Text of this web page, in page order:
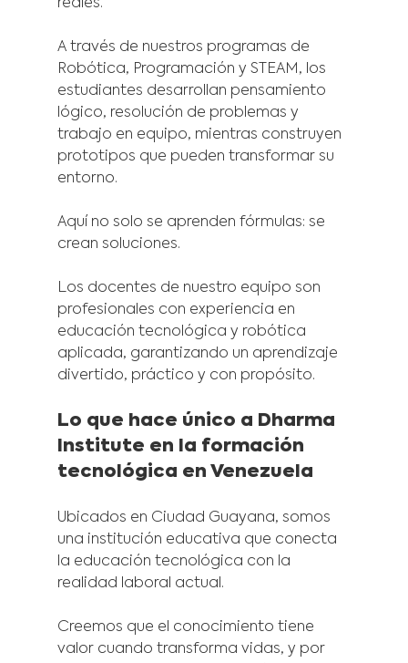
reales.
A través de nuestros programas de
Robótica, Programación y STEAM, los
estudiantes desarrollan pensamiento
lógico, resolución de problemas y
trabajo en equipo, mientras construyen
prototipos que pueden transformar su
entorno.
Aquí no solo se aprenden fórmulas: se
crean soluciones.
Los docentes de nuestro equipo son
profesionales con experiencia en
educación tecnológica y robótica
aplicada, garantizando un aprendizaje
divertido, práctico y con propósito.
Lo que hace único a Dharma
Institute en la formación
tecnológica en Venezuela
Ubicados en Ciudad Guayana, somos
una institución educativa que conecta
la educación tecnológica con la
realidad laboral actual.
Creemos que el conocimiento tiene
valor cuando transforma vidas, y por